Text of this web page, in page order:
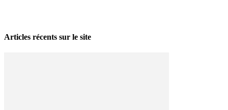
Articles récents sur le site